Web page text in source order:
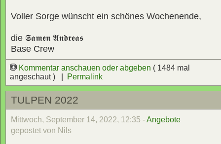
Voller Sorge wünscht ein schönes Wochenende,
die 𝕾𝖆𝖒𝖊𝖓 𝕬𝖓𝖉𝖗𝖊𝖆𝖘
Base Crew
Kommentar anschauen oder abgeben ( 1484 mal
angeschaut ) |
Permalink
TULPEN 2022
Mittwoch, September 14, 2022, 12:35 -Angebote
gepostet von Nils